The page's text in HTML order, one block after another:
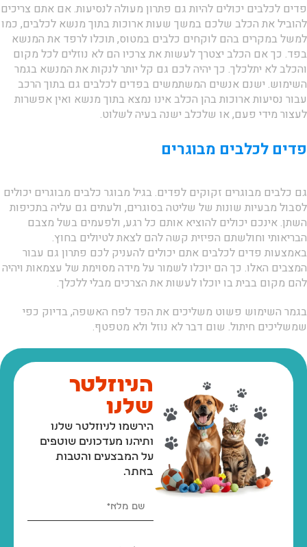
פדים לכלבים יכולים להיות גם פתרון מעולה לנסיעות. אם אתם צריכים
להוביל את הכלב שלכם במשך שעות ארוכות בתוך מנשא לכלבים, כמו
למשל במקרים בהם לוקחים כלבים במטוס, תוכלו לרפד את המנשא
בפד. כך אם הכלב יצטרך לעשות את צרכיו הם לא נוזלים לכל מקום
והכלב לא יתלכלך. כך יהיה לכם גם קל יותר לנקות את המנשא בגמר
השימוש. ישנם אנשים המשתמשים בפדים לכלבים גם בתוך הרכב
עבור נסיעות ארוכות בהן הכלב אינו נמצא בתוך מנשא ואין אפשרות
לעצור מידי פעם, או שלכלב ישנה בעיה לשלוט.
פדים לכלבים מבוגרים
גם כלבים מבוגרים זקוקים לפדים. בגיל מבוגר כלבים מבוגרים יכולים
לסבול מבעיות שונות של שליטה בסוגרים, ולעתים גם עליה בתכיפות
השתן. אינכם יכולים להוציא אותם כל רגע, ולפעמים בשל מצבם
הבריאותי וחולשתם הפיזית קשה להם לצאת לטיולים בחוץ.
באמצעות פדים לכלבים אתם יכולים להעניק לכם פתרון גם עבור
המצבים האלו. כך הם יוכלו לשמור על מידה מסוימת של עצמאות ויהיה
להם מקום בבית בו יוכלו לעשות את הצרכים מבלי ללכלך.
בגמר השימוש פשוט משליכים את הפד לפח האשפה, בדיוק כפי
שמשליכים חיתול. שום דבר לא נוזל ולא מטפטף.
הניוזלטר
שלנו
הירשמו לניוזלטר שלנו
ותיהנו מעדכונים שוטפים
על המבצעים והטבות
באתר.